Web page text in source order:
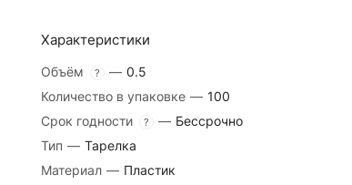
Характеристики
Объём ? — 0.5
Количество в упаковке — 100
Срок годности
? — Бессрочно
Тип — Тарелка
Материал — Пластик